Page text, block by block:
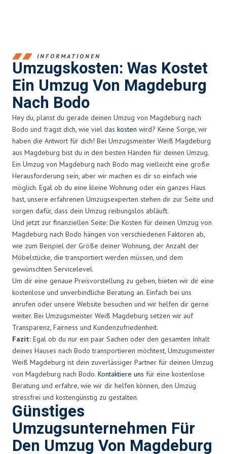
INFORMATIONEN
Umzugskosten: Was Kostet
Ein Umzug Von Magdeburg
Nach Bodo
Hey du, planst du gerade deinen Umzug von Magdeburg nach
Bodo und fragst dich, wie viel das kosten wird? Keine Sorge, wir
haben die Antwort für dich! Bei Umzugsmeister Weiß Magdeburg
aus Magdeburg bist du in den besten Händen für deinen Umzug.
Ein Umzug von Magdeburg nach Bodo mag vielleicht eine große
Herausforderung sein, aber wir machen es dir so einfach wie
möglich. Egal ob du eine kleine Wohnung oder ein ganzes Haus
hast, unsere erfahrenen Umzugsexperten stehen dir zur Seite und
sorgen dafür, dass dein Umzug reibungslos abläuft.
Und jetzt zur finanziellen Seite: Die Kosten für deinen Umzug von
Magdeburg nach Bodo hängen von verschiedenen Faktoren ab,
wie zum Beispiel der Größe deiner Wohnung, der Anzahl der
Möbelstücke, die transportiert werden müssen, und dem
gewünschten Servicelevel.
Um dir eine genaue Preisvorstellung zu geben, bieten wir dir eine
kostenlose und unverbindliche Beratung an. Einfach bei uns
anrufen oder unsere Website besuchen und wir helfen dir gerne
weiter. Bei Umzugsmeister Weiß Magdeburg setzen wir auf
Transparenz, Fairness und Kundenzufriedenheit.
Fazit: Egal ob du nur ein paar Sachen oder den gesamten Inhalt
deines Hauses nach Bodo transportieren möchtest, Umzugsmeister
Weiß Magdeburg ist dein zuverlässiger Partner für deinen Umzug
von Magdeburg nach Bodo. Kontaktiere uns für eine kostenlose
Beratung und erfahre, wie wir dir helfen können, den Umzug
stressfrei und kostengünstig zu gestalten.
Günstiges
Umzugsunternehmen Für
Den Umzug Von Magdeburg